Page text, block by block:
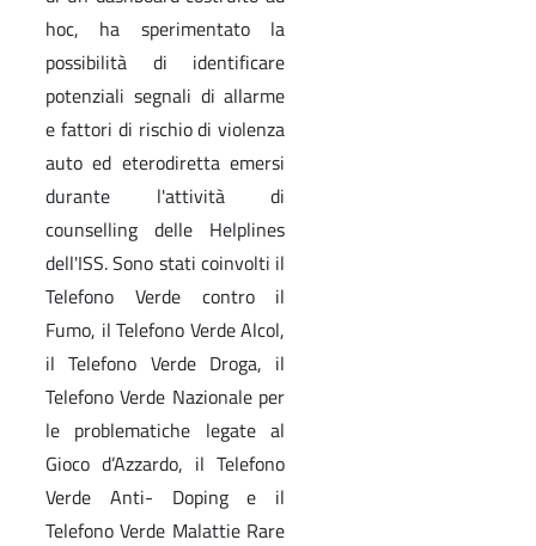
hoc, ha sperimentato la
possibilità di identificare
potenziali segnali di allarme
e fattori di rischio di violenza
auto ed eterodiretta emersi
durante l'attività di
counselling delle Helplines
dell'ISS. Sono stati coinvolti il
Telefono Verde contro il
Fumo, il Telefono Verde Alcol,
il Telefono Verde Droga, il
Telefono Verde Nazionale per
le problematiche legate al
Gioco d’Azzardo, il Telefono
Verde Anti- Doping e il
Telefono Verde Malattie Rare